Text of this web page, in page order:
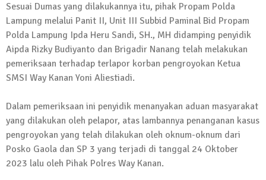
Jumat Berkah SMSI Tulang Bawang
Sasar Sejumlah Warga Kurang Mampu
12 Juli 2024 | 15:15
News Flash
Dengan Semangat Muda, Ida Bagus
Wisnu Pujana Mengambil Berkas
Penjaringan Balonkada di DPC PDI P
Lamtim
1 Mei 2024 | 12:10
News Flash
Melalui Dumas, Ketua SMSI Waykanan
Laporkan Kasus Pengeroyokan yang
Sesuai Dumas yang dilakukannya itu, pihak Propam Polda
Lampung melalui Panit II, Unit III Subbid Paminal Bid Propam
Polda Lampung Ipda Heru Sandi, SH., MH didamping penyidik
Aipda Rizky Budiyanto dan Brigadir Nanang telah melakukan
pemeriksaan terhadap terlapor korban pengroyokan Ketua
SMSI Way Kanan Yoni Aliestiadi.
Dalam pemeriksaan ini penyidik menanyakan aduan masyarakat
yang dilakukan oleh pelapor, atas lambannya penanganan kasus
pengroyokan yang telah dilakukan oleh oknum-oknum dari
Posko Gaola dan SP 3 yang terjadi di tanggal 24 Oktober
2023 lalu oleh Pihak Polres Way Kanan.